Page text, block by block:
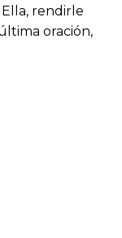
Ella, rendirle
oración,